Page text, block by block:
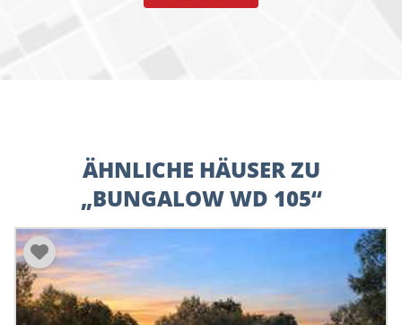
ÄHNLICHE HÄUSER ZU
„BUNGALOW WD 105“